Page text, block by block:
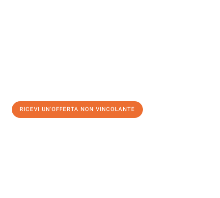
RICEVI UN'OFFERTA NON VINCOLANTE